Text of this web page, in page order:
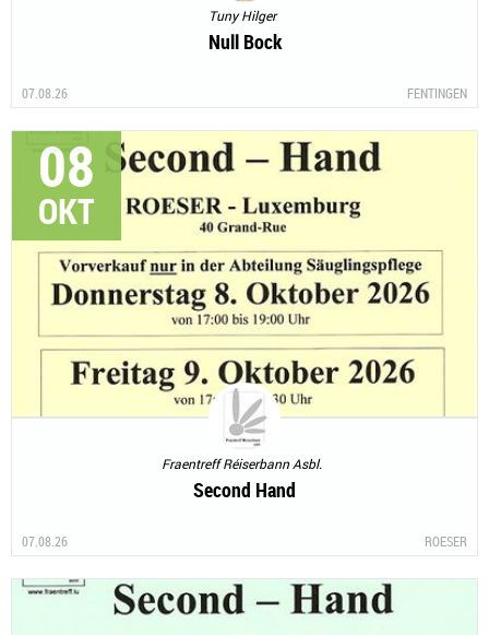
Tuny Hilger
Null Bock
07.08.26 FENTINGEN
08
OKT
Fraentreff Réiserbann Asbl.
Second Hand
07.08.26 ROESER